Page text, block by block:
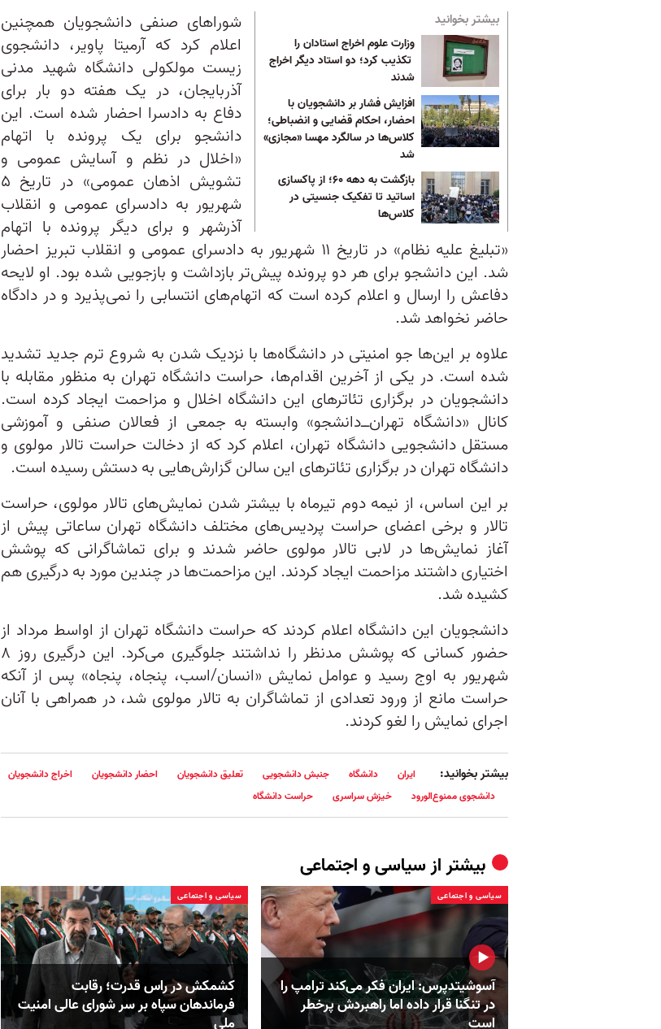
بیشتر بخوانید
وزارت علوم اخراج استادان را
تکذیب کرد؛ دو استاد دیگر اخراج
شدند
افزایش فشار بر دانشجویان با
احضار، احکام قضایی و انضباطی؛
کلاس‌ها در سالگرد مهسا «مجازی»
شد
بازگشت به دهه ۶۰؛ از پاکسازی
اساتید تا تفکیک جنسیتی در
کلاس‌ها
شوراهای صنفی دانشجویان همچنین
اعلام کرد که آرمیتا پاویر، دانشجوی
زیست مولکولی دانشگاه شهید مدنی
آذربایجان، در یک هفته دو بار برای
دفاع به دادسرا احضار شده است. این
دانشجو برای یک پرونده با اتهام
«اخلال در نظم و آسایش عمومی و
تشویش اذهان عمومی» در تاریخ ۵
شهریور به دادسرای عمومی و انقلاب
آذرشهر و برای دیگر پرونده با اتهام
«تبلیغ علیه نظام» در تاریخ ۱۱ شهریور به دادسرای عمومی و انقلاب تبریز احضار
شد. این دانشجو برای هر دو پرونده پیش‌تر بازداشت و بازجویی شده بود. او لایحه
دفاعش را ارسال و اعلام کرده است که اتهام‌های انتسابی را نمی‌پذیرد و در دادگاه
حاضر نخواهد شد.
علاوه بر این‌ها جو امنیتی در دانشگاه‌ها با نزدیک شدن به شروع ترم جدید تشدید
شده است. در یکی از آخرین اقدام‌ها، حراست دانشگاه تهران به منظور مقابله با
دانشجویان در برگزاری تئاترهای این دانشگاه اخلال و مزاحمت ایجاد کرده است.
کانال «دانشگاه تهران‌ــ‌دانشجو» وابسته به جمعی از فعالان صنفی و آموزشی
مستقل دانشجویی دانشگاه تهران، اعلام کرد که از دخالت حراست تالار مولوی و
دانشگاه تهران در برگزاری تئاتر‌های این سالن گزارش‌هایی به دستش رسیده است.
بر این اساس، از نیمه دوم تیرماه با بیشتر شدن نمایش‌های تالار مولوی، حراست
تالار و برخی اعضای حراست پردیس‌های مختلف دانشگاه تهران ساعاتی پیش از
آغاز نمایش‌ها در لابی تالار مولوی حاضر شدند و برای تماشاگرانی که پوشش
اختیاری داشتند مزاحمت ایجاد کردند. این مزاحمت‌ها در چندین مورد به درگیری هم
کشیده شد.
دانشجویان این دانشگاه اعلام کردند که حراست دانشگاه تهران از اواسط مرداد از
حضور کسانی که پوشش مدنظر را نداشتند جلوگیری می‌کرد. این درگیری روز ۸
شهریور به اوج رسید و عوامل نمایش «انسان/اسب، پنجاه، پنجاه» پس از آنکه
حراست مانع از ورود تعدادی از تماشاگران به تالار مولوی شد، در همراهی با آنان
اجرای نمایش را لغو کردند.
بیشتر بخوانید: ایران دانشگاه جنبش دانشجویی تعلیق دانشجویان احضار دانشجویان
اخراج دانشجویان
دانشجوی ممنوع‌الورود
خیزش سراسری حراست دانشگاه
بیشتر ازسیاسی و اجتماعی
سیاسی و اجتماعی
آسوشیتدپرس: ایران فکر می‌کند ترامپ را
در تنگنا قرار داده‌ اما راهبردش پرخطر
است
سیاسی و اجتماعی
کشمکش در راس قدرت؛ رقابت
فرماندهان سپاه بر سر شورای عالی امنیت
ملی